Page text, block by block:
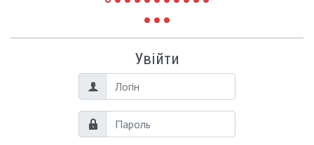
Увійти
Логін
Пароль